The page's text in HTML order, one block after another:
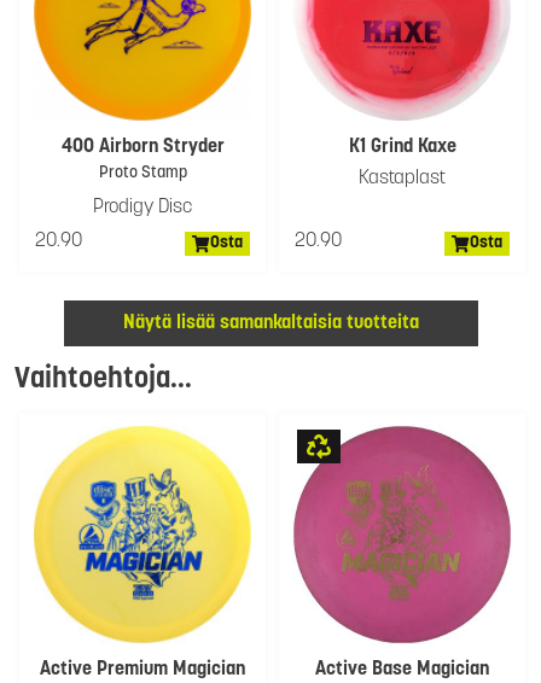
400 Airborn Stryder
Proto Stamp
Prodigy Disc
20.90
Osta
K1 Grind Kaxe
Kastaplast
20.90 Osta
Näytä lisää samankaltaisia tuotteita
Vaihtoehtoja...
Active Premium Magician
Active Base Magician